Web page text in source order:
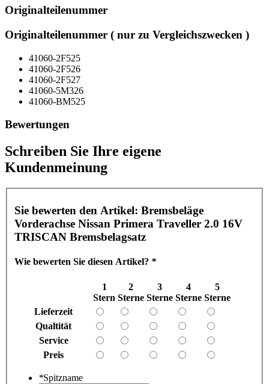
Originalteilenummer
Originalteilenummer ( nur zu Vergleichszwecken )
41060-2F525
41060-2F526
41060-2F527
41060-5M326
41060-BM525
Bewertungen
Schreiben Sie Ihre eigene
Kundenmeinung
Sie bewerten den Artikel: Bremsbeläge
Vorderachse Nissan Primera Traveller 2.0 16V
TRISCAN Bremsbelagsatz
Wie bewerten Sie diesen Artikel? *
1
Stern
2
Sterne
3
Sterne
4
Sterne
5
Sterne
Lieferzeit
Qualtität
Service
Preis
*Spitzname